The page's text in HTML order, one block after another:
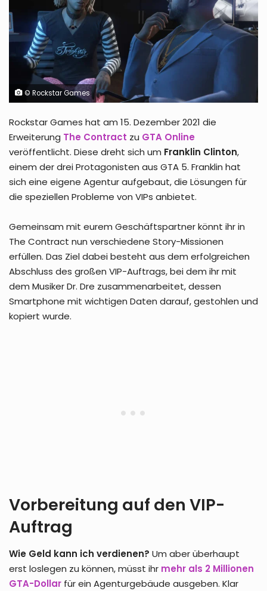
© Rockstar Games
Rockstar Games hat am 15. Dezember 2021 die
Erweiterung The Contract zu GTA Online
veröffentlicht. Diese dreht sich um Franklin Clinton,
einem der drei Protagonisten aus GTA 5. Franklin hat
sich eine eigene Agentur aufgebaut, die Lösungen für
die speziellen Probleme von VIPs anbietet.
Gemeinsam mit eurem Geschäftspartner könnt ihr in
The Contract nun verschiedene Story-Missionen
erfüllen. Das Ziel dabei besteht aus dem erfolgreichen
Abschluss des großen VIP-Auftrags, bei dem ihr mit
dem Musiker Dr. Dre zusammenarbeitet, dessen
Smartphone mit wichtigen Daten darauf, gestohlen und
kopiert wurde.
Vorbereitung auf den VIP-
Auftrag
Wie Geld kann ich verdienen? Um aber überhaupt
erst loslegen zu können, müsst ihr mehr als 2 Millionen
GTA-Dollar für ein Agenturgebäude ausgeben. Klar